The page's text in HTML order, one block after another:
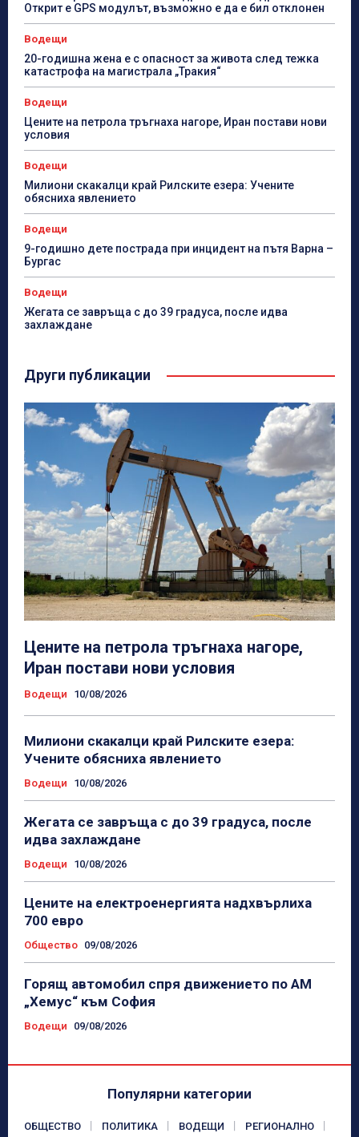
Открит е GPS модулът, възможно е да е бил отклонен
Водещи
20-годишна жена е с опасност за живота след тежка
катастрофа на магистрала „Тракия“
Водещи
Цените на петрола тръгнаха нагоре, Иран постави нови
условия
Водещи
Милиони скакалци край Рилските езера: Учените
обясниха явлението
Водещи
9-годишно дете пострада при инцидент на пътя Варна –
Бургас
Водещи
Жегата се завръща с до 39 градуса, после идва
захлаждане
Други публикации
Цените на петрола тръгнаха нагоре,
Иран постави нови условия
Водещи 10/08/2026
Милиони скакалци край Рилските езера:
Учените обясниха явлението
Водещи 10/08/2026
Жегата се завръща с до 39 градуса, после
идва захлаждане
Водещи 10/08/2026
Цените на електроенергията надхвърлиха
700 евро
Общество 09/08/2026
Горящ автомобил спря движението по АМ
„Хемус“ към София
Водещи 09/08/2026
Популярни категории
ОБЩЕСТВО ПОЛИТИКА ВОДЕЩИ РЕГИОНАЛНО